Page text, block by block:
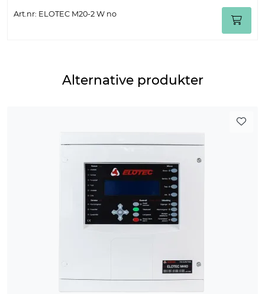
Art.nr: ELOTEC M20-2 W no
Alternative produkter